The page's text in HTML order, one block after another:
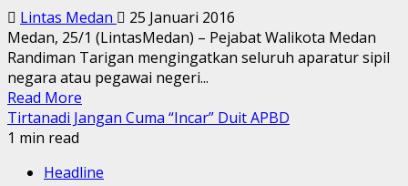
Lintas Medan
25 Januari 2016
Medan, 25/1 (LintasMedan) – Pejabat Walikota Medan
Randiman Tarigan mengingatkan seluruh aparatur sipil
negara atau pegawai negeri...
Read More
Tirtanadi Jangan Cuma “Incar” Duit APBD
1 min read
Headline